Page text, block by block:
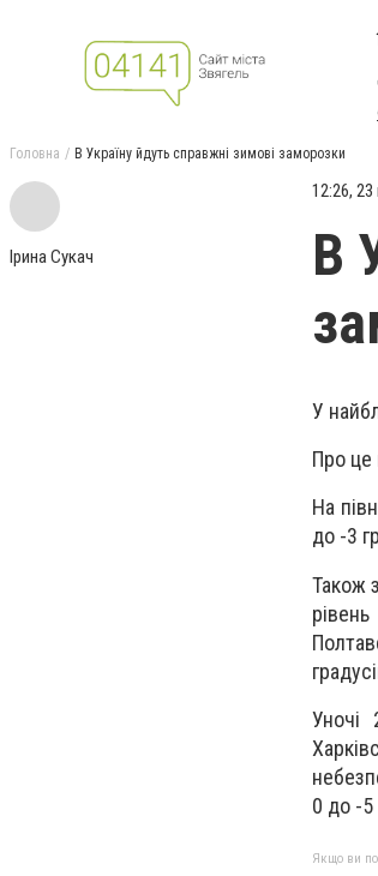
Головна В Україну йдуть справжні зимові заморозки
Ірина Сукач
12:26, 23
В
У
Про це
На
до -3
Також
Уночі
0 до -5
Якщо ви